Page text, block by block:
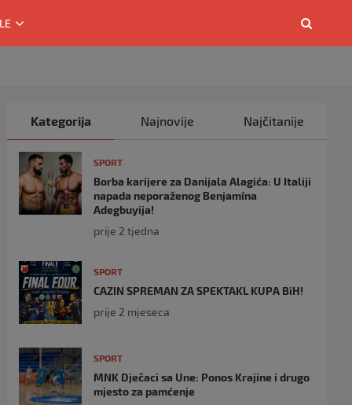
Kategorija Najnovije Najčitanije
SPORT
Borba karijere za Danijala Alagića: U Italiji
napada neporaženog Benjamína
Adegbuyija!
prije 2 tjedna
SPORT
CAZIN SPREMAN ZA SPEKTAKL KUPA BiH!
prije 2 mjeseca
SPORT
MNK Dječaci sa Une: Ponos Krajine i drugo
mjesto za pamćenje